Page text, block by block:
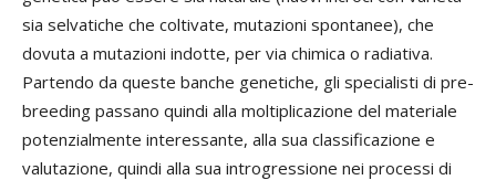
sia selvatiche che coltivate, mutazioni spontanee), che
dovuta a mutazioni indotte, per via chimica o radiativa.
Partendo da queste banche genetiche, gli specialisti di pre-
breeding passano quindi alla moltiplicazione del materiale
potenzialmente interessante, alla sua classificazione e
valutazione, quindi alla sua introgressione nei processi di